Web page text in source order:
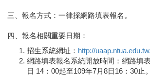
三、報名方式：一律採網路填表報名。
四、報名相關重要日期：
招生系統網址： http://
網路填表報名系統開放時間：網路填
日 14：00起至109年7月8日16：30止。